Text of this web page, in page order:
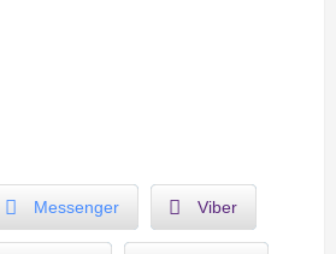
Messenger Viber